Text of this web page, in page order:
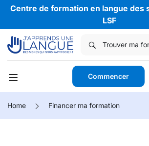
Centre de formation en langue des
LSF
Commencer
Home Financer ma formation